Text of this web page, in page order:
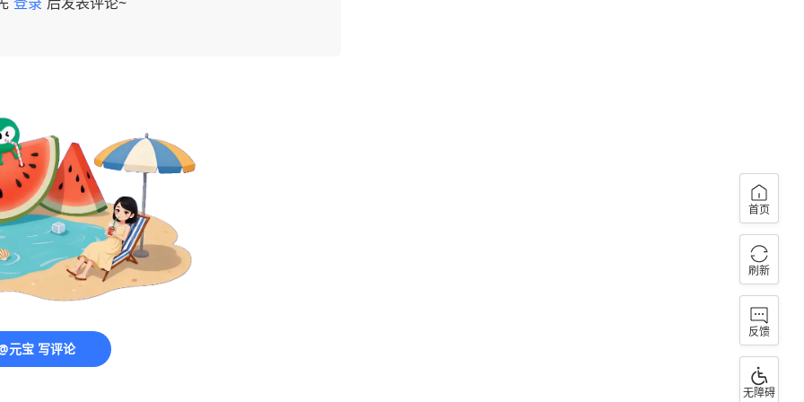
元宝 写评论
首页
刷新
反馈
无障碍